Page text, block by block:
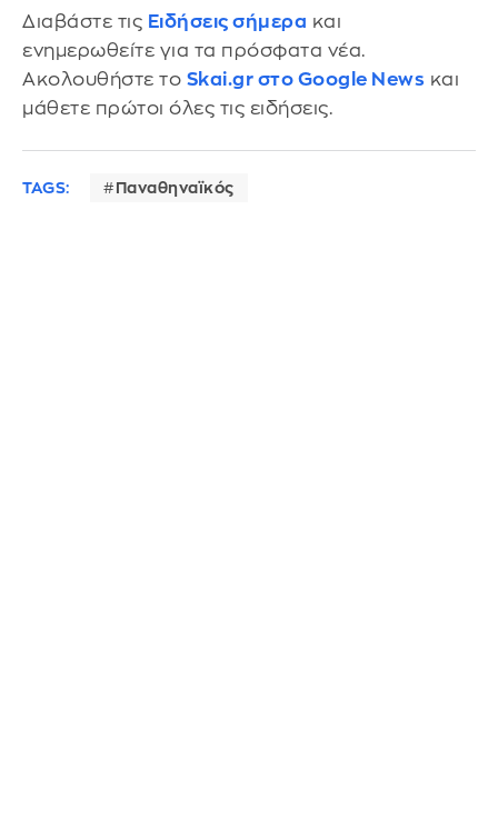
Διαβάστε τις Ειδήσεις σήμερα και
ενημερωθείτε για τα πρόσφατα νέα.
Ακολουθήστε το Skai.gr στο Google News και
μάθετε πρώτοι όλες τις ειδήσεις.
TAGS: Παναθηναϊκός